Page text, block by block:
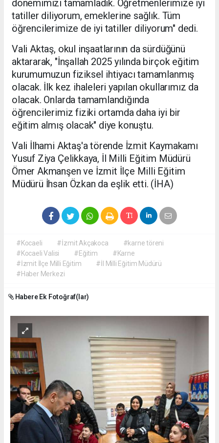
dönemimizi tamamladık. Öğretmenlerimize iyi
tatiller diliyorum, emeklerine sağlık. Tüm
öğrencilerimize de iyi tatiller diliyorum" dedi.
Vali Aktaş, okul inşaatlarının da sürdüğünü
aktararak, "İnşallah 2025 yılında birçok eğitim
kurumumuzun fiziksel ihtiyacı tamamlanmış
olacak. İlk kez ihaleleri yapılan okullarımız da
olacak. Onlarda tamamlandığında
öğrencilerimiz fiziki ortamda daha iyi bir
eğitim almış olacak" diye konuştu.
Vali İlhami Aktaş'a törende İzmit Kaymakamı
Yusuf Ziya Çelikkaya, İl Milli Eğitim Müdürü
Ömer Akmanşen ve İzmit İlçe Milli Eğitim
Müdürü İhsan Özkan da eşlik etti. (İHA)
#Kocaeli #İzmit Akçakoca
#karne töreni
#Kocaeli Valisi
#Eğitim
#Karne
#İzmit İlçe Milli Eğitim
#İl Milli Eğitim Müdürü
#Haber Merkezi
Habere Ek Fotoğraf(lar)